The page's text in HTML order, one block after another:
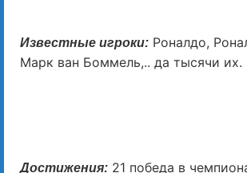
Известные игроки: Роналдо,
Марк ван Боммель,.. да тысячи их.
Достижения: 21 победа в